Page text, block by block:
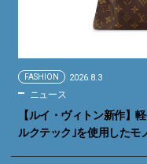
FASHION 2026.8.3
ニュース
【ルイ・ヴィトン新作】
ルクテック｣を使用したモ